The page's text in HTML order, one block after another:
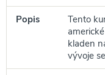
Popis
Tento
kladen
vývoje